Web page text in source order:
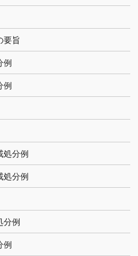
要旨
例
例
処分例
処分例
分例
例